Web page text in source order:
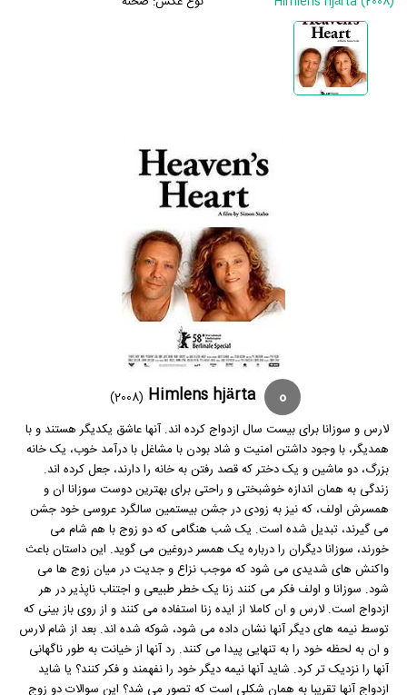
0
Himlens hjärta
(2008)
لارس و سوزانا برای بیست سال ازدواج کرده اند. آنها عاشق یکدیگر هستند و با
همدیگر، با وجود داشتن امنیت و شاد بودن با مشاغل با درآمد خوب، یک خانه
بزرگ، دو ماشین و یک دختر که قصد رفتن به خانه را دارند، جعل کرده اند.
زندگی به همان اندازه خوشبختی و راحتی برای بهترین دوست سوزانا ان و
همسرش اولف، که نیز به زودی در جشن بیستمین سالگرد عروسی خود جشن
می گیرند، تبدیل شده است. یک شب هنگامی که دو زوج با هم شام می
خورند، سوزانا دیگران را درباره یک همسر دروغین می گوید. این داستان باعث
واکنش های شدیدی می شود که موجب نزاع و جدیت در میان زوج ها می
شود. سوزانا و اولف فکر می کنند زنا یک خطر طبیعی و اجتناب ناپذیر در هر
ازدواج است. لارس و ان کاملا از ایده زنا استفاده می کنند و از روی باز بینی که
توسط نیمه های دیگر آنها نشان داده می شود، شوکه شده اند. بعد از شام لارس
و ان به لحظه خود را به تنهایی پیدا می کنند. رد آنها از خیانت به طور ناگهانی
آنها را نزدیک تر کرد. شاید آنها نیمه دیگر خود را نفهمند و فکر کنند؟ یا شاید
ازدواج آنها تقریبا به همان شکلی است که تصور می شد؟ این سوالات دو زوج